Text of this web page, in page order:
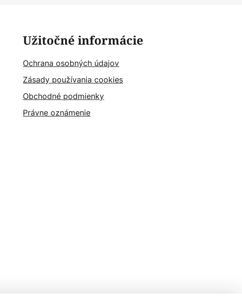
Užitočné informácie
Ochrana osobných údajov
Zásady používania cookies
Obchodné podmienky
Právne oznámenie